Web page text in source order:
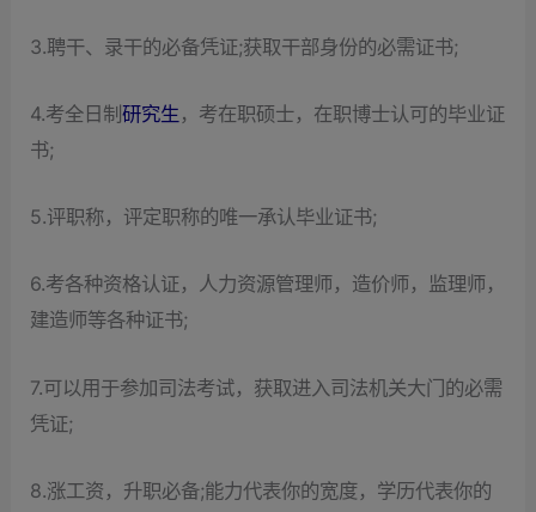
3.聘干、录干的必备凭证;获取干部身份的必需证书;
4.考全日制研究生 ，考在职硕士，在职博士认可的毕业证
书;
5.评职称，评定职称的唯一承认毕业证书;
6.考各种资格认证，人力资源管理师，造价师，监理师，
建造师等各种证书;
7.可以用于参加司法考试，获取进入司法机关大门的必需
凭证;
8.涨工资，升职必备;能力代表你的宽度，学历代表你的